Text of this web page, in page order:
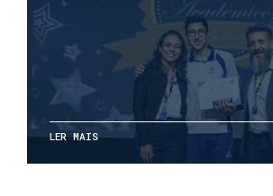
LER MAIS